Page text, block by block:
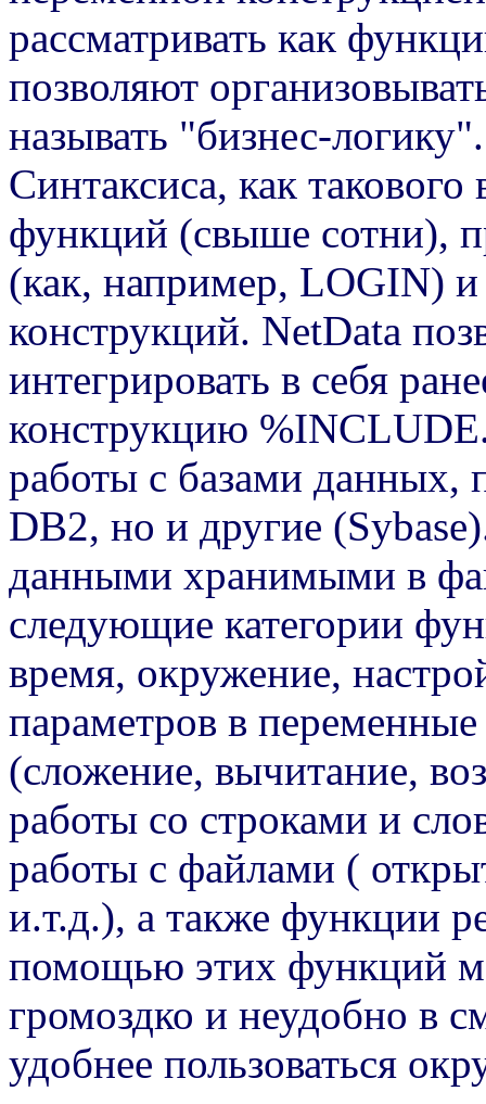
рассматривать как
позволяют
называть "бизнес-логику".
Синтаксиса, как
функций (свыше сотни),
(как, например, LOGIN) и
конструкций. NetData
интегрировать в себя
конструкцию
работы с базами данных,
DB2, но и другие
данными хранимыми в
следующие категории
время, окружение,
параметров в
(сложение, вычитание,
работы со строками и
работы с файлами (
и.т.д.), а также функции
помощью этих функций
громоздко и неудобно в
удобнее пользоваться